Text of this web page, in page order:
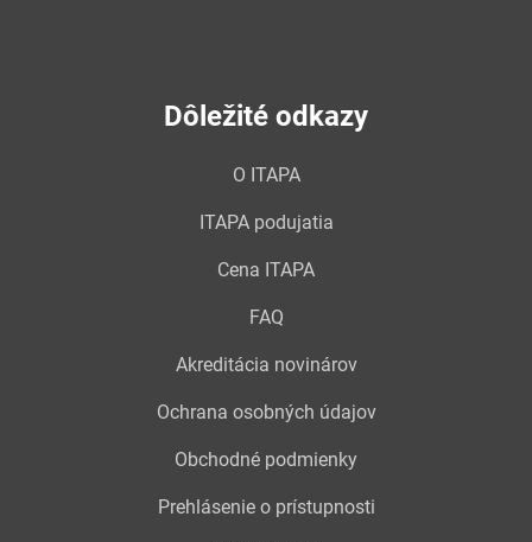
Dôležité odkazy
O ITAPA
ITAPA podujatia
Cena ITAPA
FAQ
Akreditácia novinárov
Ochrana osobných údajov
Obchodné podmienky
Prehlásenie o prístupnosti